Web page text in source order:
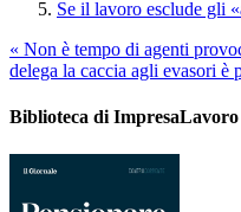
Se il lavoro esclude gli
« Non è tempo di agenti
delega la caccia agli evasori è
Biblioteca di ImpresaLavoro